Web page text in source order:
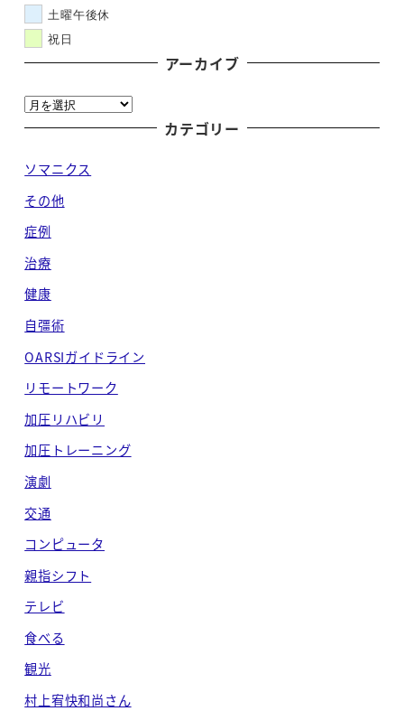
土曜午後休
祝日
アーカイブ
ア
ー
イ
ブ
カテゴリー
ソマニクス
その他
症例
治療
健康
自彊術
OARSIガイドライン
リモートワーク
加圧リハビリ
加圧トレーニング
演劇
交通
コンピュータ
親指シフト
テレビ
食べる
観光
村上宥快和尚さん